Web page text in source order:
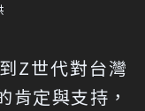
Z世代對台灣
肯定與支持，